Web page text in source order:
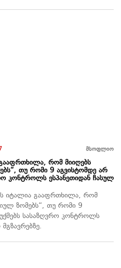
მსოფლიო
რომ მიიღებს
თუ რომი 9 აგვისტომდე არ
კონტროლს ესპანეთიდან ჩასულ
იტალია გააფრთხილა, რომ
ზომებს“, თუ რომი 9
სასაზღვრო კონტროლს